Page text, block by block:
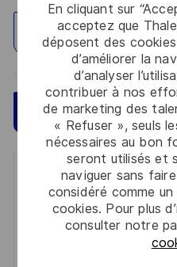
En cliquant sur
acceptez que
déposent des
d’améliorer la
d’analyser
contribuer à nos
de marketing des
« Refuser », seuls
nécessaires au bon
seront utilisés et
naviguer sans
considéré comme
cookies. Pour plus
consulter notre
Explorez un site
Postulez maintenant
Get notified for
You'll receive updates